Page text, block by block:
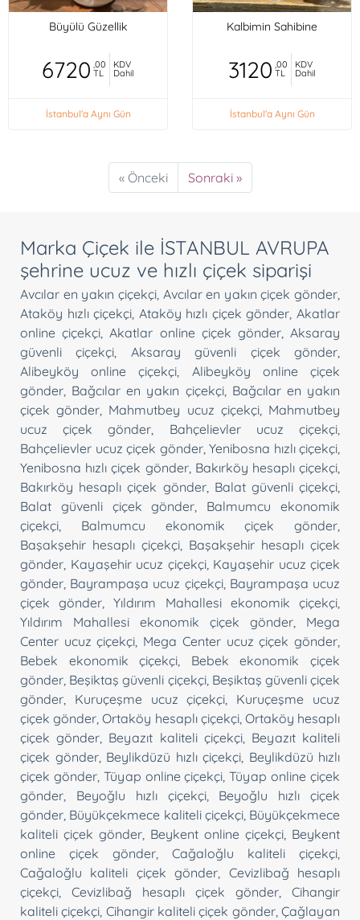
Büyülü Güzellik
6720 ,00
TL
KDV
Dahil
İstanbul'a Aynı Gün
Kalbimin Sahibine
3120 ,00
TL
KDV
Dahil
İstanbul'a Aynı Gün
« Önceki Sonraki »
Marka Çiçek ile İSTANBUL AVRUPA
şehrine ucuz ve hızlı çiçek siparişi
Avcılar en yakın çiçekçi, Avcılar en yakın çiçek gönder
Ataköy hızlı çiçekçi Ataköy hızlı çiçek gönder ,Akatlar
online çiçekçi ,Akatlar online çiçek gönder,Aksaray
güvenli çiçekçi
Aksaray güvenli çiçek gönder
Alibeyköy online çiçekçi
Alibeyköy online çiçek
gönder Bağcılar en yakın çiçekçi, Bağcılar en yakın
çiçek gönder Mahmutbey ucuz çiçekçi, Mahmutbey
ucuz çiçek gönder
Bahçelievler ucuz çiçekçi
Bahçelievler ucuz çiçek gönder, Yenibosna hızlı çiçekçi
Yenibosna hızlı çiçek gönder, Bakırköy hesaplı çiçekçi
Bakırköy hesaplı çiçek gönder, Balat güvenli çiçekçi
Balat güvenli çiçek gönder
Balmumcu ekonomik
çiçekçi
Balmumcu ekonomik çiçek gönder
Başakşehir hesaplı çiçekçi Başakşehir hesaplı çiçek
gönder Kayaşehir ucuz çiçekçi, Kayaşehir ucuz çiçek
gönder Bayrampaşa ucuz çiçekçi, Bayrampaşa ucuz
çiçek gönder ,Yıldırım Mahallesi ekonomik çiçekçi
Yıldırım Mahallesi ekonomik çiçek gönder
Mega
Center ucuz çiçekçi Mega Center ucuz çiçek gönder
Bebek ekonomik çiçekçi
Bebek ekonomik çiçek
gönder Beşiktaş güvenli çiçekçi, Beşiktaş güvenli çiçek
gönder
Kuruçeşme ucuz çiçekçi
Kuruçeşme ucuz
çiçek gönder ,Ortaköy hesaplı çiçekçi, Ortaköy hesaplı
çiçek gönder Beyazıt kaliteli çiçekçi, Beyazıt kaliteli
çiçek gönder, Beylikdüzü hızlı çiçekçi Beylikdüzü hızlı
çiçek gönder, Tüyap online çiçekçi ,Tüyap online çiçek
gönder
Beyoğlu hızlı çiçekçi, Beyoğlu hızlı çiçek
gönder Büyükçekmece kaliteli çiçekçi, Büyükçekmece
kaliteli çiçek gönder Beykent online çiçekçi Beykent
online çiçek gönder
Cağaloğlu kaliteli çiçekçi
Cağaloğlu kaliteli çiçek gönder
Cevizlibağ hesaplı
çiçekçi
Cevizlibağ hesaplı çiçek gönder
Cihangir
kaliteli çiçekçi Cihangir kaliteli çiçek gönder,Çağlayan